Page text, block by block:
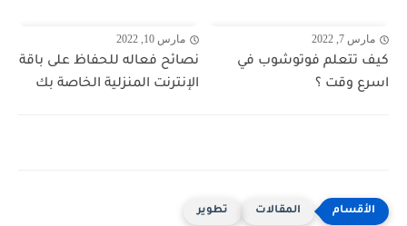
مارس 7, 2022
كيف تتعلم فوتوشوب في
اسرع وقت ؟
مارس 10, 2022
نصائح فعاله للحفاظ على باقة
الإنترنت المنزلية الخاصة بك
المقالات تطوير